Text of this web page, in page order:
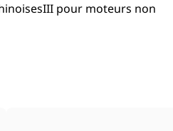
pour moteurs non